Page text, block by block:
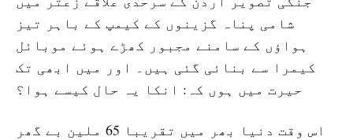
شامی پناہ گزینوں کے کیمپ کے باہر تیز
ہواؤں کے سامنے مجبور کھڑے ہوئے موبائل
کیمرا سے بنائی گئی ہیں۔ اور میں ابھی تک
حیرت میں ہوں کہ: انکا یہ حال کیسے ہوا؟
اس وقت دنیا بھر میں تقریبا 65 ملین بے گھر